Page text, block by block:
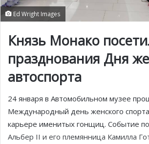
Ed Wright Images
Князь Монако
празднования Дня
автоспорта
24 января в Автомобильном музее
Международный день женского
карьере именитых гонщиц. Событие
Альбер II и его племянница Камилла